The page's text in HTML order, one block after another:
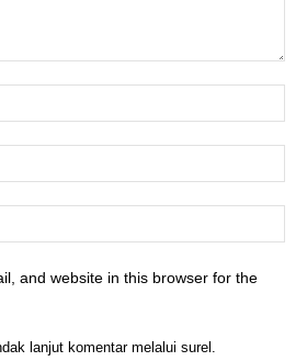
and website in this browser for the
lanjut komentar melalui surel.